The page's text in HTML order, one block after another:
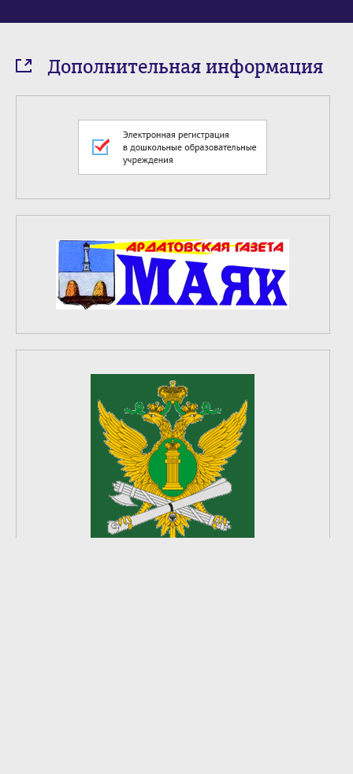
Дополнительная информация